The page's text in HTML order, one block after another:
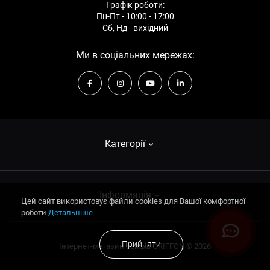
Категорії
Сейфи зламостійкі
Сейфи для зброї
Сейфи для зброї
Інформація
Про компанію
Оплата та доставка
Графік роботи:
Пн-Пт - 10:00 - 17:00
Сб, Нд - вихідний
Ми в соціальних мережах:
Інтернет-магазин сейфiв GRIFFON © 2026
Цей сайт використовує файли cookies для Вашої комфортної
роботи Детальніше
Прийняти